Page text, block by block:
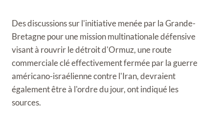
Des discussions sur l'initiative menée par la Grande-
Bretagne pour une mission multinationale défensive
visant à rouvrir le détroit d'Ormuz, une route
commerciale clé effectivement fermée par la guerre
américano-israélienne contre l'Iran, devraient
également être à l'ordre du jour, ont indiqué les
sources.